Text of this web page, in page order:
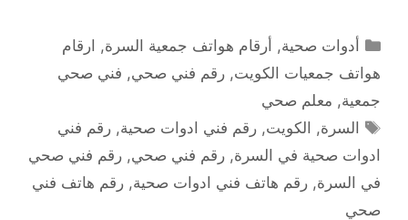
التصنيفات
أدوات صحية, أرقام هواتف جمعية السرة, ارقام
هواتف جمعيات الكويت, رقم فني صحي, فني صحي
جمعية, معلم صحي
الوسوم
السرة, الكويت,رقم فني ادوات صحية,رقم فني
ادوات صحية في السرة, رقم فني صحي, رقم فني صحي
في السرة, رقم هاتف فني ادوات صحية, رقم هاتف فني
صحي